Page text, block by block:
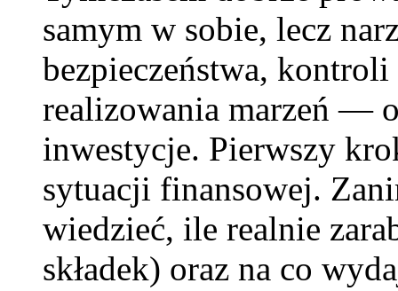
samym w sobie, lecz
bezpieczeństwa,
realizowania marzeń —
inwestycje. Pierwszy
sytuacji finansowej.
wiedzieć, ile realnie
składek) oraz na co